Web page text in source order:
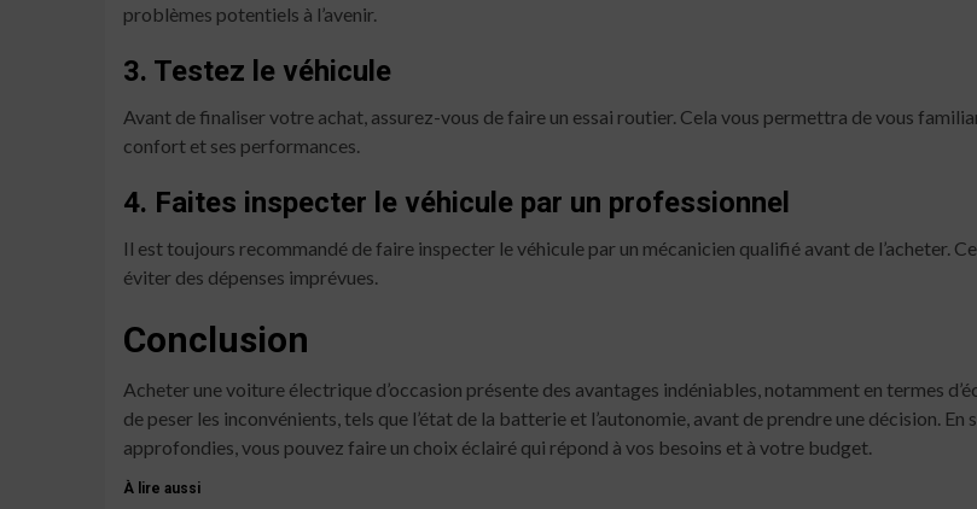
problèmes potentiels à l’avenir.
3. Testez le véhicule
Avant de finaliser votre achat, assurez-vous de faire un essai routier. Cela vous permettra de vous
confort et ses performances.
4. Faites inspecter le véhicule par un professionnel
Il est toujours recommandé de faire inspecter le véhicule par un mécanicien qualifié avant de l’acheter.
éviter des dépenses imprévues.
Conclusion
Acheter une voiture électrique d’occasion présente des avantages indéniables, notamment en termes
de peser les inconvénients, tels que l’état de la batterie et l’autonomie, avant de prendre une décision.
approfondies, vous pouvez faire un choix éclairé qui répond à vos besoins et à votre budget.
À lire aussi